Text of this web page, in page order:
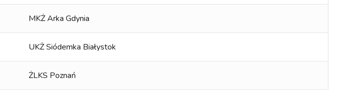
MKŻ Arka Gdynia
UKŻ Siódemka Białystok
ŻLKS Poznań